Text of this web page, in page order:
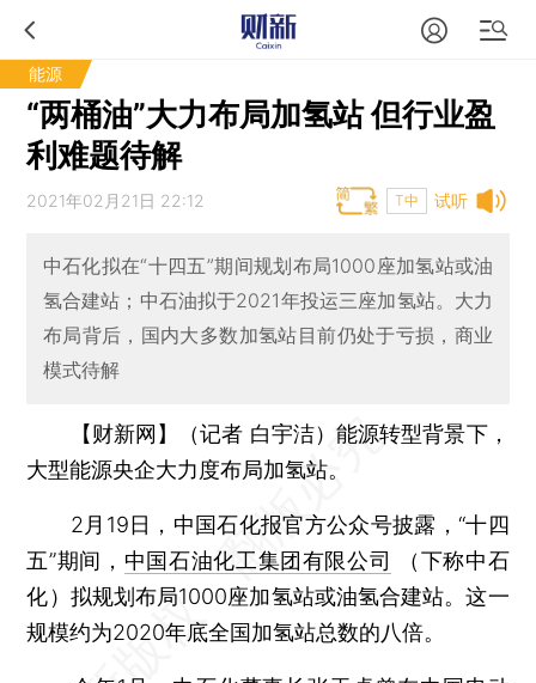
能源
“两桶油”大力布局加氢站 但行业盈
利难题待解
试听
2021年02月21日 22:12 T中
中石化拟在“十四五”期间规划布局1000座加氢站或油
氢合建站；中石油拟于2021年投运三座加氢站。大力
布局背后，国内大多数加氢站目前仍处于亏损，商业
模式待解
【财新网】（记者 白宇洁） 能源转型背景下，
大型能源央企大力度布局加氢站。
2月19日，中国石化报官方公众号披露，“十四
五”期间， 中国石油化工集团有限公司
（下称中石
化）拟规划布局1000座加氢站或油氢合建站。这一
规模约为2020年底全国加氢站总数的八倍。